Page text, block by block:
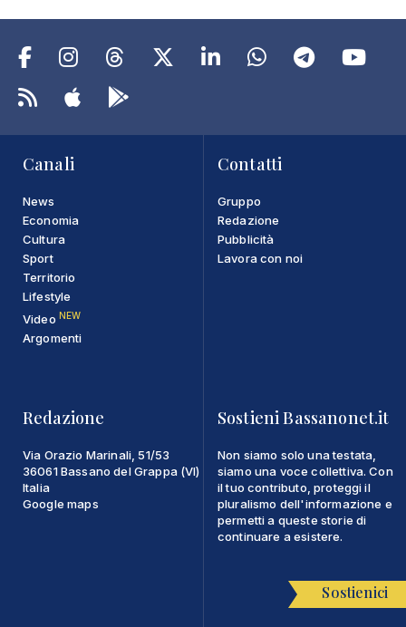
Canali
News
Economia
Cultura
Sport
Territorio
Lifestyle
Video NEW
Argomenti
Contatti
Gruppo
Redazione
Pubblicità
Lavora con noi
Redazione
Via Orazio Marinali, 51/53
36061 Bassano del Grappa (VI)
Italia
Google maps
Sostieni Bassanonet.it
Non siamo solo una testata,
siamo una voce collettiva. Con
il tuo contributo, proteggi il
pluralismo dell'informazione e
permetti a queste storie di
continuare a esistere.
Sostienici